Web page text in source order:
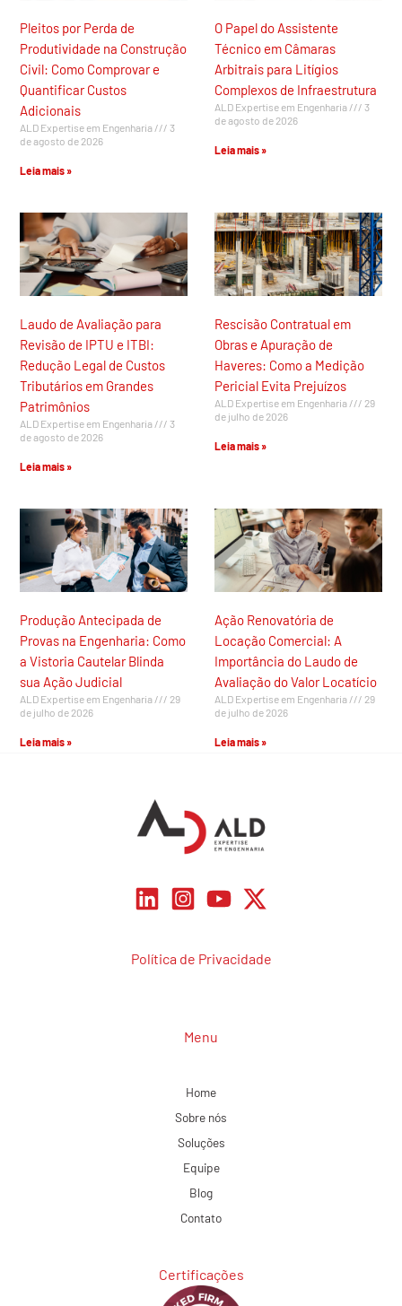
Pleitos por Perda de
Produtividade na Construção
Civil: Como Comprovar e
Quantificar Custos
Adicionais
ALD Expertise em Engenharia
3
de agosto de 2026
Leia mais »
O Papel do Assistente
Técnico em Câmaras
Arbitrais para Litígios
Complexos de Infraestrutura
ALD Expertise em Engenharia
3
de agosto de 2026
Leia mais »
Laudo de Avaliação para
Revisão de IPTU e ITBI:
Redução Legal de Custos
Tributários em Grandes
Patrimônios
ALD Expertise em Engenharia
3
de agosto de 2026
Leia mais »
Rescisão Contratual em
Obras e Apuração de
Haveres: Como a Medição
Pericial Evita Prejuízos
ALD Expertise em Engenharia
29
de julho de 2026
Leia mais »
Produção Antecipada de
Provas na Engenharia: Como
a Vistoria Cautelar Blinda
sua Ação Judicial
ALD Expertise em Engenharia
29
de julho de 2026
Leia mais »
Ação Renovatória de
Locação Comercial: A
Importância do Laudo de
Avaliação do Valor Locatício
ALD Expertise em Engenharia
29
de julho de 2026
Leia mais »
Política de Privacidade
Menu
Home
Sobre nós
Soluções
Equipe
Blog
Contato
Certificações